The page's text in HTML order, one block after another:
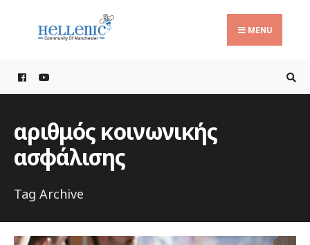
MENU
αριθμός κοινωνικής
ασφάλισης
Tag Archive
for: